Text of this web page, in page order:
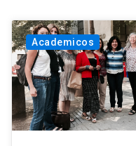
Academicos